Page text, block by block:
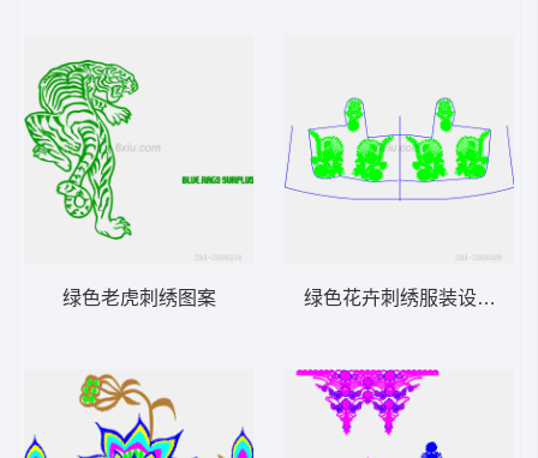
绿色老虎刺绣图案 绿色花卉刺绣服装设计图